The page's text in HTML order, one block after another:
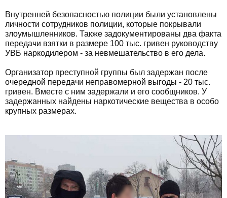
Внутренней безопасностью полиции были установлены
личности сотрудников полиции, которые покрывали
злоумышленников. Также задокументированы два факта
передачи взятки в размере 100 тыс. гривен руководству
УВБ наркодилером - за невмешательство в его дела.
Организатор преступной группы был задержан после
очередной передачи неправомерной выгоды - 20 тыс.
гривен. Вместе с ним задержали и его сообщников. У
задержанных найдены наркотические вещества в особо
крупных размерах.